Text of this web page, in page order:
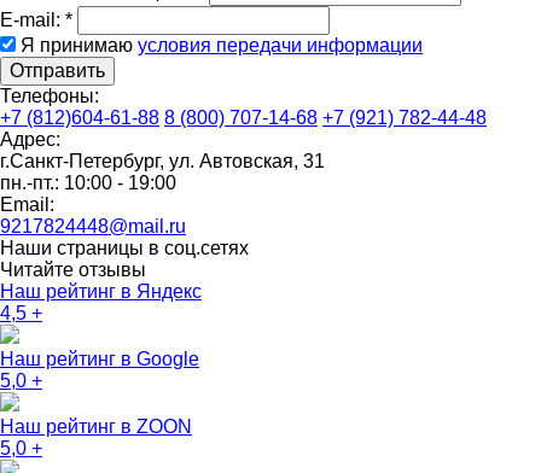
E-mail: *
Я принимаю условия передачи информации
Отправить
Телефоны:
+7 (812)604-61-88 8 (800) 707-14-68 +7 (921) 782-44-48
Адрес:
г.Санкт-Петербург, ул. Автовская, 31
пн.-пт.: 10:00 - 19:00
Email:
9217824448@mail.ru
Наши страницы в соц.сетях
Читайте отзывы
Наш рейтинг в Яндекс
4,5 +
Наш рейтинг в Google
5,0 +
Наш рейтинг в ZOON
5,0 +